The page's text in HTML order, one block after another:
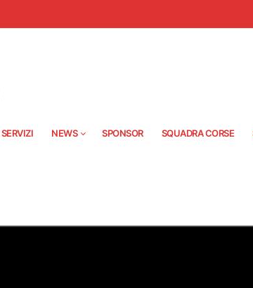
SERVIZI NEWS SPONSOR SQUADRA CORSE